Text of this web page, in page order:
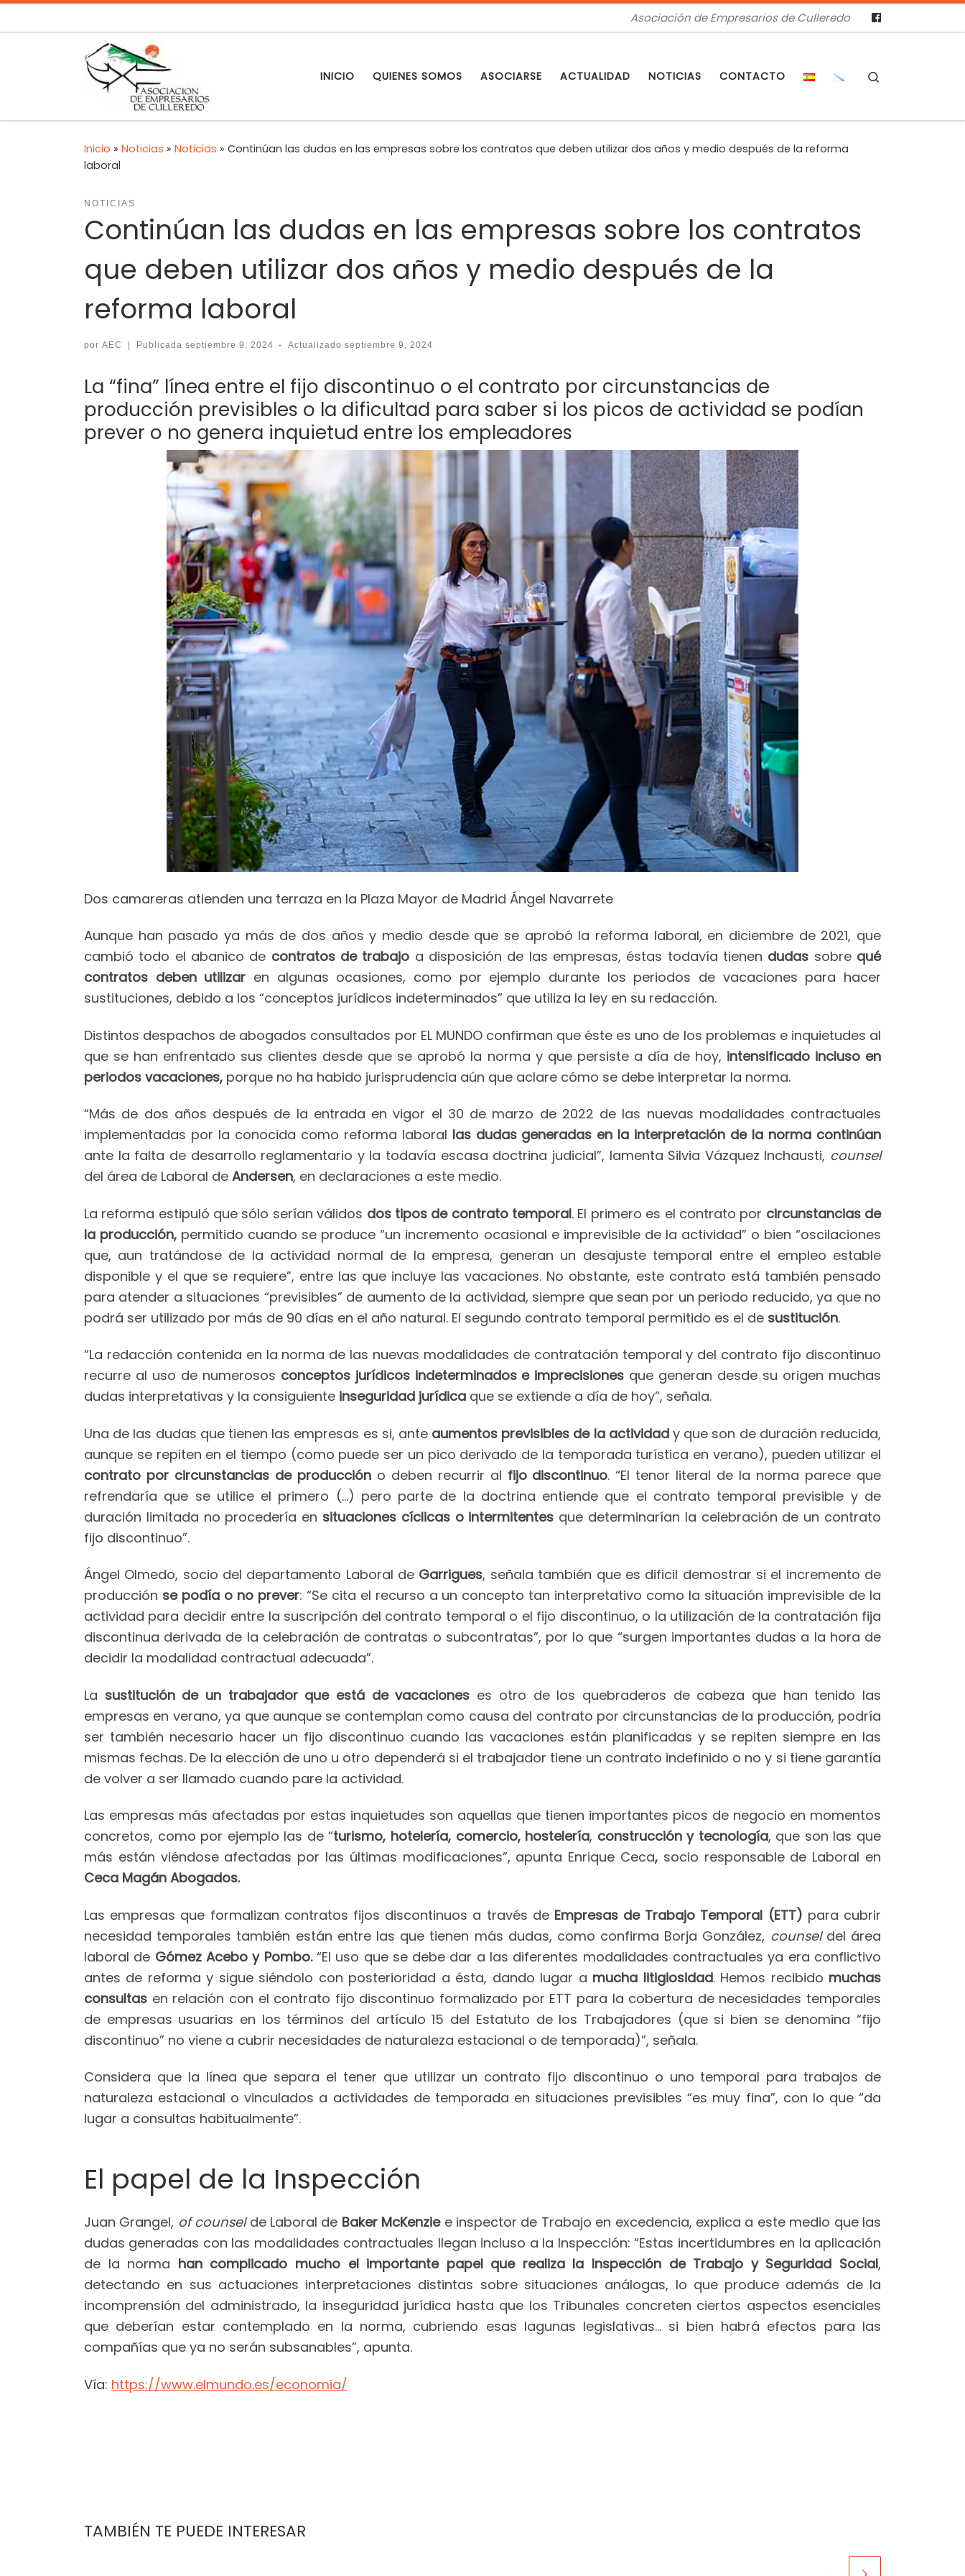
Asociación de Empresarios de Culleredo
INICIO QUIENES SOMOS ASOCIARSE ACTUALIDAD NOTICIAS CONTACTO
Inicio » Noticias » Noticias » Continúan las dudas en las empresas sobre los contratos que deben utilizar dos años y medio después de la reforma
laboral
NOTICIAS
Continúan las dudas en las empresas sobre los contratos
que deben utilizar dos años y medio después de la
reforma laboral
por AEC | Publicada septiembre 9, 2024 - Actualizadoseptiembre 9, 2024
La “fina” línea entre el fijo discontinuo o el contrato por circunstancias de
producción previsibles o la dificultad para saber si los picos de actividad se podían
prever o no genera inquietud entre los empleadores
Dos camareras atienden una terraza en la Plaza Mayor de Madrid Ángel Navarrete
Aunque han pasado ya más de dos años y medio desde que se aprobó la reforma laboral, en diciembre de 2021, que
cambió todo el abanico de contratos de trabajo a disposición de las empresas, éstas todavía tienen dudas sobre qué
contratos deben utilizar en algunas ocasiones, como por ejemplo durante los periodos de vacaciones para hacer
sustituciones, debido a los “conceptos jurídicos indeterminados” que utiliza la ley en su redacción.
Distintos despachos de abogados consultados por EL MUNDO confirman que éste es uno de los problemas e inquietudes al
que se han enfrentado sus clientes desde que se aprobó la norma y que persiste a día de hoy, intensificado incluso en
periodos vacaciones, porque no ha habido jurisprudencia aún que aclare cómo se debe interpretar la norma.
“Más de dos años después de la entrada en vigor el 30 de marzo de 2022 de las nuevas modalidades contractuales
implementadas por la conocida como reforma laboral las dudas generadas en la interpretación de la norma continúan
ante la falta de desarrollo reglamentario y la todavía escasa doctrina judicial”, lamenta Silvia Vázquez Inchausti, counsel
del área de Laboral de Andersen, en declaraciones a este medio.
La reforma estipuló que sólo serían válidos dos tipos de contrato temporal. El primero es el contrato por circunstancias de
la producción, permitido cuando se produce “un incremento ocasional e imprevisible de la actividad” o bien “oscilaciones
que, aun tratándose de la actividad normal de la empresa, generan un desajuste temporal entre el empleo estable
disponible y el que se requiere”, entre las que incluye las vacaciones. No obstante, este contrato está también pensado
para atender a situaciones “previsibles” de aumento de la actividad, siempre que sean por un periodo reducido, ya que no
podrá ser utilizado por más de 90 días en el año natural. El segundo contrato temporal permitido es el de sustitución.
“La redacción contenida en la norma de las nuevas modalidades de contratación temporal y del contrato fijo discontinuo
recurre al uso de numerosos conceptos jurídicos indeterminados e imprecisiones que generan desde su origen muchas
dudas interpretativas y la consiguiente inseguridad jurídica que se extiende a día de hoy”, señala.
Una de las dudas que tienen las empresas es si, ante aumentos previsibles de la actividady que son de duración reducida,
aunque se repiten en el tiempo (como puede ser un pico derivado de la temporada turística en verano), pueden utilizar el
contrato por circunstancias de producción o deben recurrir al fijo discontinuo. “El tenor literal de la norma parece que
refrendaría que se utilice el primero (…) pero parte de la doctrina entiende que el contrato temporal previsible y de
duración limitada no procedería en situaciones cíclicas o intermitentes que determinarían la celebración de un contrato
fijo discontinuo”.
Ángel Olmedo, socio del departamento Laboral de Garrigues, señala también que es dificil demostrar si el incremento de
producción se podía o no prever: “Se cita el recurso a un concepto tan interpretativo como la situación imprevisible de la
actividad para decidir entre la suscripción del contrato temporal o el fijo discontinuo, o la utilización de la contratación fija
discontinua derivada de la celebración de contratas o subcontratas”, por lo que “surgen importantes dudas a la hora de
decidir la modalidad contractual adecuada”.
La sustitución de un trabajador que está de vacaciones es otro de los quebraderos de cabeza que han tenido las
empresas en verano, ya que aunque se contemplan como causa del contrato por circunstancias de la producción, podría
ser también necesario hacer un fijo discontinuo cuando las vacaciones están planificadas y se repiten siempre en las
mismas fechas. De la elección de uno u otro dependerá si el trabajador tiene un contrato indefinido o no y si tiene garantía
de volver a ser llamado cuando pare la actividad.
Las empresas más afectadas por estas inquietudes son aquellas que tienen importantes picos de negocio en momentos
concretos, como por ejemplo las de “turismo, hotelería, comercio, hostelería, construcción y tecnología, que son las que
más están viéndose afectadas por las últimas modificaciones”, apunta Enrique Ceca, socio responsable de Laboral en
Ceca Magán Abogados.
Las empresas que formalizan contratos fijos discontinuos a través de Empresas de Trabajo Temporal (ETT) para cubrir
necesidad temporales también están entre las que tienen más dudas, como confirma Borja González, counsel del área
laboral de Gómez Acebo y Pombo.“El uso que se debe dar a las diferentes modalidades contractuales ya era conflictivo
antes de reforma y sigue siéndolo con posterioridad a ésta, dando lugar a mucha litigiosidad. Hemos recibido muchas
consultas en relación con el contrato fijo discontinuo formalizado por ETT para la cobertura de necesidades temporales
de empresas usuarias en los términos del artículo 15 del Estatuto de los Trabajadores (que si bien se denomina “fijo
discontinuo” no viene a cubrir necesidades de naturaleza estacional o de temporada)”, señala.
Considera que la línea que separa el tener que utilizar un contrato fijo discontinuo o uno temporal para trabajos de
naturaleza estacional o vinculados a actividades de temporada en situaciones previsibles “es muy fina”, con lo que “da
lugar a consultas habitualmente”.
El papel de la Inspección
Juan Grangel, of counselde Laboral de Baker McKenziee inspector de Trabajo en excedencia, explica a este medio que las
dudas generadas con las modalidades contractuales llegan incluso a la Inspección: “Estas incertidumbres en la aplicación
de la norma han complicado mucho el importante papel que realiza la Inspección de Trabajo y Seguridad Social,
detectando en sus actuaciones interpretaciones distintas sobre situaciones análogas, lo que produce además de la
incomprensión del administrado, la inseguridad jurídica hasta que los Tribunales concreten ciertos aspectos esenciales
que deberían estar contemplado en la norma, cubriendo esas lagunas legislativas… si bien habrá efectos para las
compañías que ya no serán subsanables”, apunta.
Vía: https://www.elmundo.es/economia/
TAMBIÉN TE PUEDE INTERESAR